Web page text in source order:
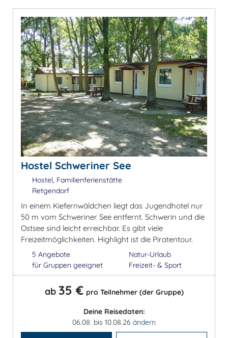
Hostel Schweriner See
Hostel, Familienferienstätte
Retgendorf
In einem Kiefernwäldchen liegt das Jugendhotel nur
50 m vom Schweriner See entfernt. Schwerin und die
Ostsee sind leicht erreichbar. Es gibt viele
Freizeitmöglichkeiten. Highlight ist die Piratentour.
5 Angebote
für Gruppen geeignet
Natur-Urlaub
Freizeit- & Sport
ab 35 € pro Teilnehmer (der Gruppe)
Deine Reisedaten:
06.08. bis 10.08.26 ändern